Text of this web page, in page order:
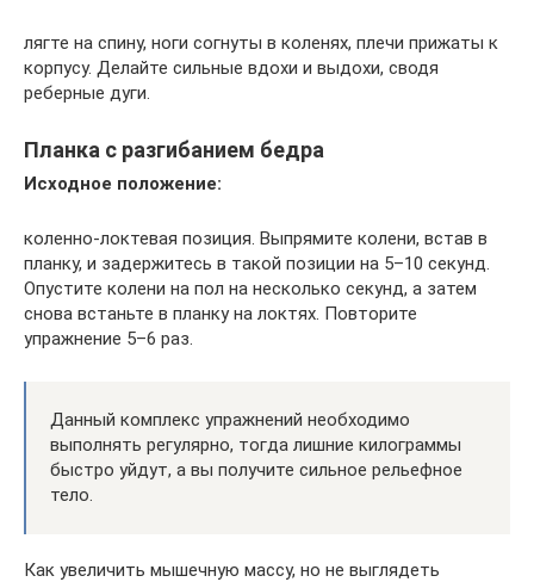
лягте на спину, ноги согнуты в коленях, плечи прижаты к
корпусу. Делайте сильные вдохи и выдохи, сводя
реберные дуги.
Планка с разгибанием бедра
Исходное положение:
коленно-локтевая позиция. Выпрямите колени, встав в
планку, и задержитесь в такой позиции на 5–10 секунд.
Опустите колени на пол на несколько секунд, а затем
снова встаньте в планку на локтях. Повторите
упражнение 5–6 раз.
Данный комплекс упражнений необходимо
выполнять регулярно, тогда лишние килограммы
быстро уйдут, а вы получите сильное рельефное
тело.
Как увеличить мышечную массу, но не выглядеть